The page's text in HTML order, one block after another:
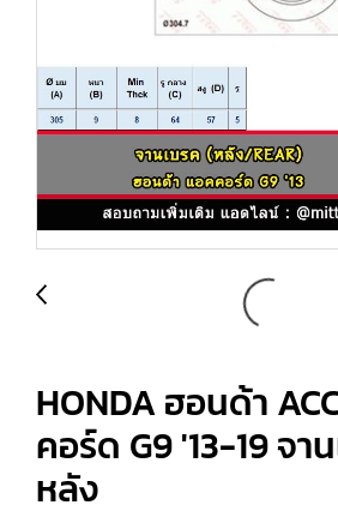
HONDA ฮอนด้า
คอร์ด G9 '13-19 จา
หลัง